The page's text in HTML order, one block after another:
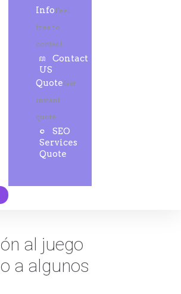
InfoFeel
free to
contact.
Contact
US
QuoteGet
instant
quote.
SEO
Services
Quote
al juego
a algunos